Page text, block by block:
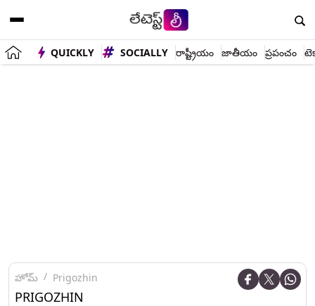
QUICKLY SOCIALLY రాష్ట్రీయం జాతీయం ప్రపంచం
హోమ్ Prigozhin
PRIGOZHIN